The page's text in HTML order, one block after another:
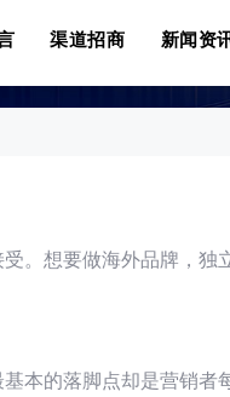
渠道招商 新闻资
。想要做海外品牌，独
本的落脚点却是营销者